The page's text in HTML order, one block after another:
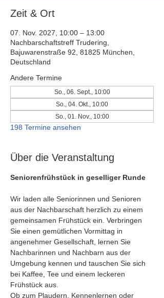
Zeit & Ort
07. Nov. 2027, 10:00 – 13:00
Nachbarschaftstreff Trudering,
Bajuwarenstraße 92, 81825 München,
Deutschland
Andere Termine
So., 06. Sept., 10:00
So., 04. Okt., 10:00
So., 01. Nov., 10:00
198 Termine ansehen
Über die Veranstaltung
Seniorenfrühstück in geselliger Runde
Wir laden alle Seniorinnen und Senioren
aus der Nachbarschaft herzlich zu einem
gemeinsamen Frühstück ein. Verbringen
Sie einen gemütlichen Vormittag in
angenehmer Gesellschaft, lernen Sie
Nachbarinnen und Nachbarn aus der
Umgebung kennen und tauschen Sie sich
bei Kaffee, Tee und einem leckeren
Frühstück aus.
Ob zum Plaudern, Kennenlernen oder